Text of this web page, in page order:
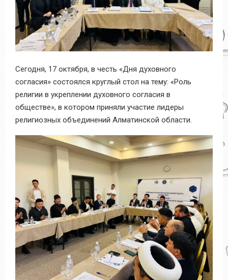
Сегодня, 17 октября, в честь «Дня духовного
согласия» состоялся круглый стол на тему: «Роль
религии в укреплении духовного согласия в
обществе», в котором приняли участие лидеры
религиозных объединений Алматинской области.